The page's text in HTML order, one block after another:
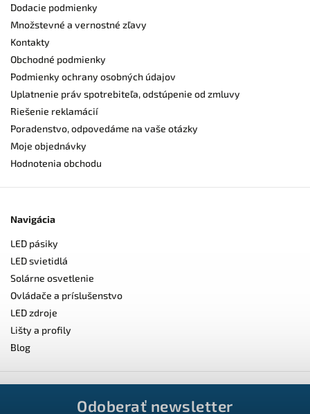
Dodacie podmienky
Množstevné a vernostné zľavy
Kontakty
Obchodné podmienky
Podmienky ochrany osobných údajov
Uplatnenie práv spotrebiteľa, odstúpenie od zmluvy
Riešenie reklamácií
Poradenstvo, odpovedáme na vaše otázky
Moje objednávky
Hodnotenia obchodu
Navigácia
LED pásiky
LED svietidlá
Solárne osvetlenie
Ovládače a príslušenstvo
LED zdroje
Lišty a profily
Blog
Odoberať newsletter